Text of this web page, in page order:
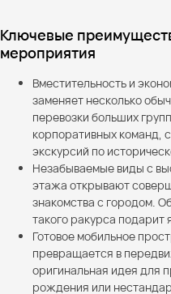
Ключевые
мероприятия
Вместительность и
заменяет несколько
перевозки больших
корпоративных команд,
экскурсий по
Незабываемые виды с
этажа открывают
знакомства с городом.
такого ракурса подарит
Готовое мобильное
превращается в
оригинальная идея для
рождения или